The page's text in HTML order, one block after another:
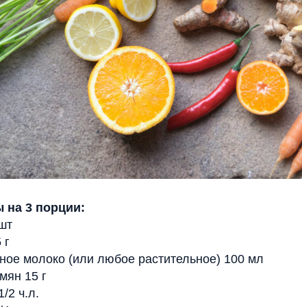
на 3 порции:
г
молоко (или любое растительное) 100 мл
15 г
2 ч.л.